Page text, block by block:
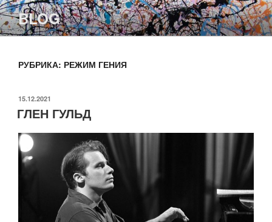
Перейти
к
содержимому
BLOG
РУБРИКА: РЕЖИМ ГЕНИЯ
ОПУБЛИКОВАНО
15.12.2021
ГЛЕН ГУЛЬД